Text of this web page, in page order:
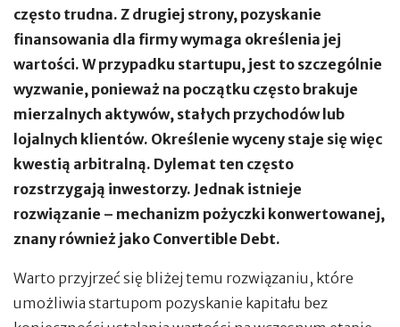
często trudna. Z drugiej strony, pozyskanie
finansowania dla firmy wymaga określenia jej
wartości. W przypadku startupu, jest to szczególnie
wyzwanie, ponieważ na początku często brakuje
mierzalnych aktywów, stałych przychodów lub
lojalnych klientów. Określenie wyceny staje się więc
kwestią arbitralną. Dylemat ten często
rozstrzygają inwestorzy. Jednak istnieje
rozwiązanie – mechanizm pożyczki konwertowanej,
znany również jako Convertible Debt.
Warto przyjrzeć się bliżej temu rozwiązaniu, które
umożliwia startupom pozyskanie kapitału bez